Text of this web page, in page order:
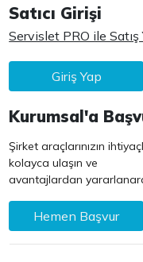
Satıcı Girişi
Servislet PRO ile Satış
Giriş Yap
Kurumsal'a
Şirket araçlarınızın
kolayca ulaşın ve
avantajlardan
Hemen Başvur